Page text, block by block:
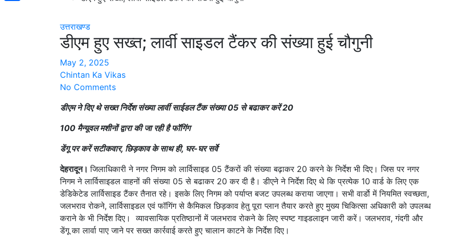
उत्तराखण्ड
डीएम हुए सख्त; लार्वी साइडल टैंकर की संख्या हुई चौगुनी
May 2, 2025
Chintan Ka Vikas
No Comments
डीएम ने दिए थे सख्त निर्देश संख्या लार्वी साईडल टैंक संख्या 05 से बढाकर करें 20
100 मैन्यूवल मशीनों द्वारा की जा रही है फॉगिंग
डेंगू पर करें सटीकवार, छिड़काव के साथ ही, घर-घर सर्वे
देहरादून।जिलाधिकारी ने नगर निगम को लार्विसाइड 05 टैंकरों की संख्या बढ़ाकर 20 करने के निर्देश भी दिए। जिस पर नगर
निगम ने लार्विसाइडल वाहनों की संख्या 05 से बढाकर 20 कर दी है। डीएने ने निर्देश दिए थे कि प्रत्येक 10 वार्ड के लिए एक
डेडिकेटेड लार्विसाइड टैंकर तैनात रहे। इसके लिए निगम को पर्याप्त बजट उपलब्ध कराया जाएगा। सभी वार्डाे में नियमित स्वच्छता,
जलभराव रोकने, लार्विसाइडल एवं फॉगिंग से कैमिकल छिड़काव हेतु पूरा प्लान तैयार करते हुए मुख्य चिकित्सा अधिकारी को उपलब्ध
कराने के भी निर्देश दिए। व्यावसायिक प्रतिष्ठानों में जलभराव रोकने के लिए स्पष्ट गाइडलाइन जारी करें। जलभराव, गंदगी और
डेंगू का लार्वा पाए जाने पर सख्त कार्रवाई करते हुए चालान काटने के निर्देश दिए।